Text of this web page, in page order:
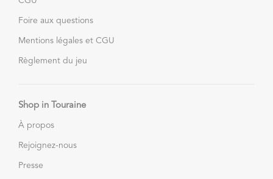
Foire aux questions
Mentions légales et CGU
Règlement du jeu
Shop in Touraine
À propos
Rejoignez-nous
Presse